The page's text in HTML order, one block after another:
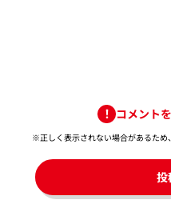
コメント
※正しく表示されない場合があるため
投